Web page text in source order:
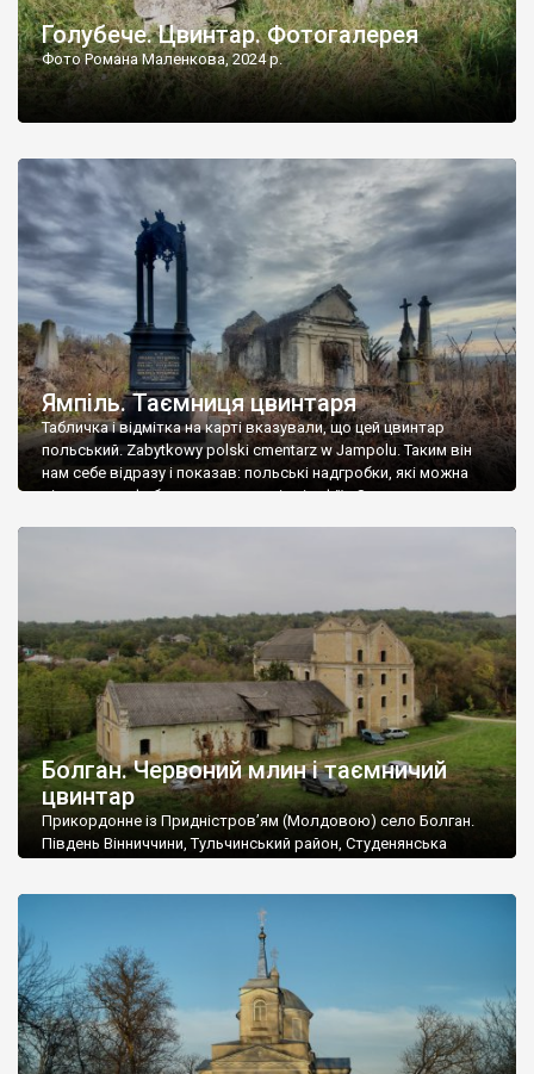
Голубече. Цвинтар. Фотогалерея
Фото Романа Маленкова, 2024 р.
Ямпіль. Таємниця цвинтаря
Табличка і відмітка на карті вказували, що цей цвинтар
польський. Zabytkowy polski cmentarz w Jampolu. Таким він
нам себе відразу і показав: польські надгробки, які можна
віднести до фабричних, польські епітафії… Загалом цвинтар
Болган. Червоний млин і таємничий
цвинтар
Прикордонне із Придністров’ям (Молдовою) село Болган.
Південь Вінниччини, Тульчинський район, Студенянська
старовинний цвинтар із кам’яними хрестами. Всі епітафії, які
збереглися, написані кирилицею, церковнослов’янською
мовою. За всіма традиційними ознаками – цвинтар
український. Хрести датуються 19 століттям. У 1924-1940
роках Болган […]